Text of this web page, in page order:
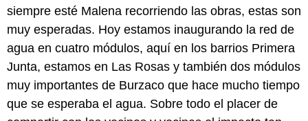
siempre esté Malena recorriendo las obras, estas son
muy esperadas. Hoy estamos inaugurando la red de
agua en cuatro módulos, aquí en los barrios Primera
Junta, estamos en Las Rosas y también dos módulos
muy importantes de Burzaco que hace mucho tiempo
que se esperaba el agua. Sobre todo el placer de